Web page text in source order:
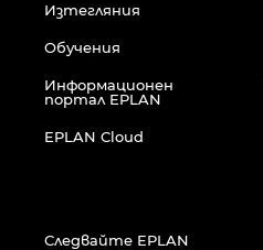
Изтегляния
Обучения
Информационен
портал EPLAN
EPLAN Cloud
Следвайте EPLAN
Хърватия
Чехия